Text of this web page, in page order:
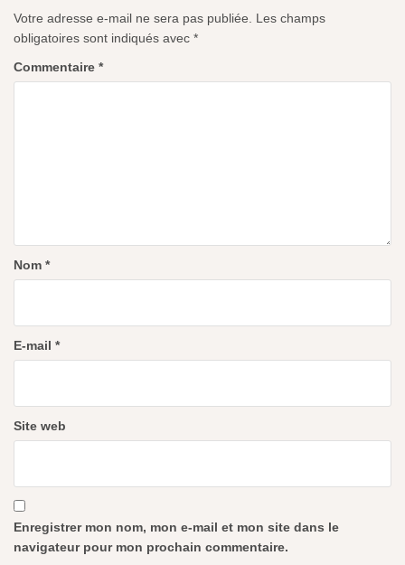
Votre adresse e-mail ne sera pas publiée.
Les champs
obligatoires sont indiqués avec *
Commentaire *
Nom *
E-mail *
Site web
Enregistrer mon nom, mon e-mail et mon site dans le
navigateur pour mon prochain commentaire.